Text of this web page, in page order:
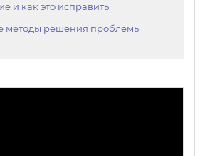
и как это исправить
методы решения проблемы